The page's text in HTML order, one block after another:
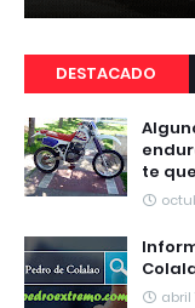
DESTACADO
te
abril